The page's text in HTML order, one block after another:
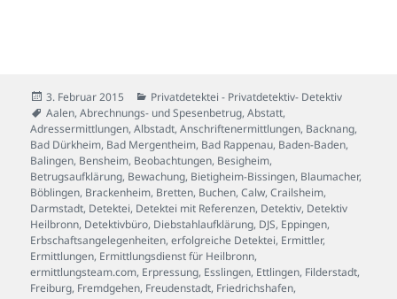
Veröffentlicht
am
3. Februar 2015 Kategorien
Privatdetektei - Privatdetektiv- Detektiv
Schlagwörter
Aalen,Abrechnungs- und Spesenbetrug,Abstatt,
Adressermittlungen,Albstadt,Anschriftenermittlungen, Backnang,
Bad Dürkheim, Bad Mergentheim, Bad Rappenau, Baden-Baden,
Balingen, Bensheim, Beobachtungen, Besigheim,
Betrugsaufklärung, Bewachung, Bietigheim-Bissingen, Blaumacher,
Böblingen, Brackenheim, Bretten, Buchen,Calw,Crailsheim,
Darmstadt, Detektei, Detektei mit Referenzen, Detektiv, Detektiv
Heilbronn, Detektivbüro, Diebstahlaufklärung, DJS, Eppingen,
Erbschaftsangelegenheiten,erfolgreiche Detektei, Ermittler,
Ermittlungen, Ermittlungsdienst für Heilbronn,
ermittlungsteam.com, Erpressung, Esslingen, Ettlingen, Filderstadt,
Freiburg, Fremdgehen, Freudenstadt, Friedrichshafen,